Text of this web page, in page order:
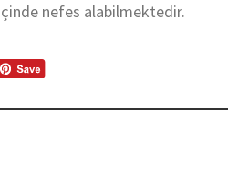
nefes alabilmektedir.